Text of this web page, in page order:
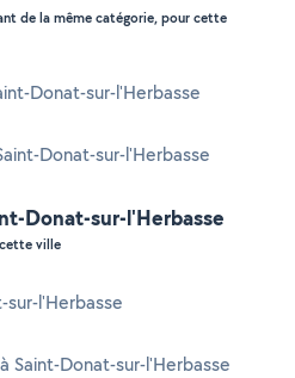
de la même catégorie, pour cette
Donat-sur-l'Herbasse
Donat-sur-l'Herbasse
Donat-sur-l'Herbasse
ville
sur-l'Herbasse
Saint-Donat-sur-l'Herbasse